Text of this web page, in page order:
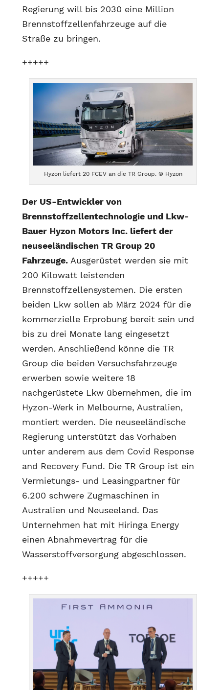
Regierung will bis 2030 eine Million
Brennstoffzellenfahrzeuge auf die
Straße zu bringen.
+++++
Hyzon liefert 20 FCEV an die TR Group. © Hyzon
Der US-Entwickler von
Brennstoffzellentechnologie und Lkw-
Bauer Hyzon Motors Inc. liefert der
neuseeländischen TR Group 20
Fahrzeuge.Ausgerüstet werden sie mit
200 Kilowatt leistenden
Brennstoffzellensystemen. Die ersten
beiden Lkw sollen ab März 2024 für die
kommerzielle Erprobung bereit sein und
bis zu drei Monate lang eingesetzt
werden. Anschließend könne die TR
Group die beiden Versuchsfahrzeuge
erwerben sowie weitere 18
nachgerüstete Lkw übernehmen, die im
Hyzon-Werk in Melbourne, Australien,
montiert werden. Die neuseeländische
Regierung unterstützt das Vorhaben
unter anderem aus dem Covid Response
and Recovery Fund. Die TR Group ist ein
Vermietungs- und Leasingpartner für
6.200 schwere Zugmaschinen in
Australien und Neuseeland. Das
Unternehmen hat mit Hiringa Energy
einen Abnahmevertrag für die
Wasserstoffversorgung abgeschlossen.
+++++